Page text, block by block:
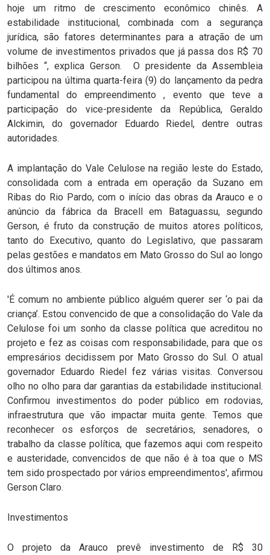
hoje um ritmo de crescimento econômico chinês. A
estabilidade institucional, combinada com a segurança
jurídica, são fatores determinantes para a atração de um
volume de investimentos privados que já passa dos R$ 70
bilhões “, explica Gerson. O presidente da Assembleia
participou na última quarta-feira (9) do lançamento da pedra
fundamental do empreendimento , evento que teve a
participação do vice-presidente da República, Geraldo
Alckimin, do governador Eduardo Riedel, dentre outras
autoridades.
A implantação do Vale Celulose na região leste do Estado,
consolidada com a entrada em operação da Suzano em
Ribas do Rio Pardo, com o início das obras da Arauco e o
anúncio da fábrica da Bracell em Bataguassu, segundo
Gerson, é fruto da construção de muitos atores políticos,
tanto do Executivo, quanto do Legislativo, que passaram
pelas gestões e mandatos em Mato Grosso do Sul ao longo
dos últimos anos.
'É comum no ambiente público alguém querer ser ‘o pai da
criança’. Estou convencido de que a consolidação do Vale da
Celulose foi um sonho da classe política que acreditou no
projeto e fez as coisas com responsabilidade, para que os
empresários decidissem por Mato Grosso do Sul. O atual
governador Eduardo Riedel fez várias visitas. Conversou
olho no olho para dar garantias da estabilidade institucional.
Confirmou investimentos do poder público em rodovias,
infraestrutura que vão impactar muita gente. Temos que
reconhecer os esforços de secretários, senadores, o
trabalho da classe política, que fazemos aqui com respeito
e austeridade, convencidos de que não é à toa que o MS
tem sido prospectado por vários empreendimentos', afirmou
Gerson Claro.
Investimentos
O projeto da Arauco prevê investimento de R$ 30